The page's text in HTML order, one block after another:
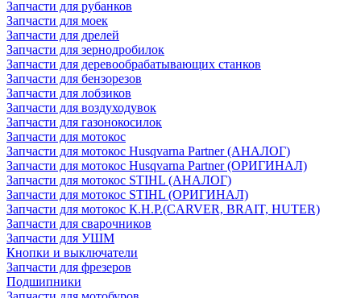
Запчасти для рубанков
Запчасти для моек
Запчасти для дрелей
Запчасти для зернодробилок
Запчасти для деревообрабатывающих станков
Запчасти для бензорезов
Запчасти для лобзиков
Запчасти для воздуходувок
Запчасти для газонокосилок
Запчасти для мотокос
Запчасти для мотокос Husqvarna Partner (АНАЛОГ)
Запчасти для мотокос Husqvarna Partner (ОРИГИНАЛ)
Запчасти для мотокос STIHL (АНАЛОГ)
Запчасти для мотокос STIHL (ОРИГИНАЛ)
Запчасти для мотокос К.Н.Р.(CARVER, BRAIT, HUTER)
Запчасти для сварочников
Запчасти для УШМ
Кнопки и выключатели
Запчасти для фрезеров
Подшипники